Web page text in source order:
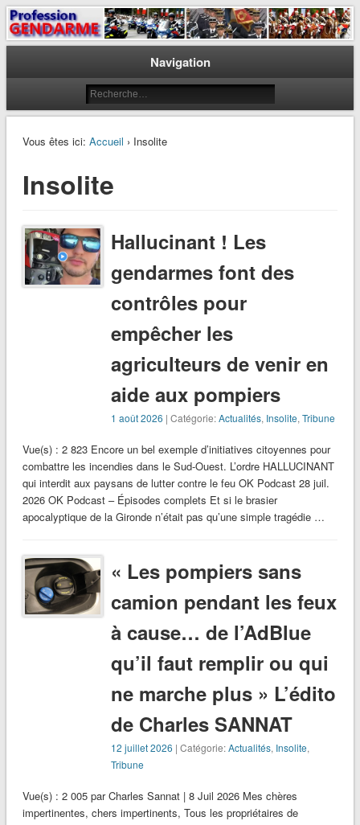
Profession Gendarme
Le journal des gendarmes
Navigation
Vous êtes ici: Accueil › Insolite
Insolite
Hallucinant ! Les
gendarmes font des
contrôles pour
empêcher les
agriculteurs de venir en
aide aux pompiers
1 août 2026 | Catégorie:Actualités, Insolite,Tribune
Vue(s) : 2 823 Encore un bel exemple d’initiatives citoyennes pour
combattre les incendies dans le Sud-Ouest. L’ordre HALLUCINANT
qui interdit aux paysans de lutter contre le feu OK Podcast 28 juil.
2026 OK Podcast – Épisodes complets Et si le brasier
apocalyptique de la Gironde n’était pas qu’une simple tragédie …
« Les pompiers sans
camion pendant les feux
à cause… de l’AdBlue
qu’il faut remplir ou qui
ne marche plus » L’édito
de Charles SANNAT
12 juillet 2026 | Catégorie:Actualités, Insolite,
Tribune
Vue(s) : 2 005 par Charles Sannat | 8 Juil 2026 Mes chères
impertinentes, chers impertinents, Tous les propriétaires de